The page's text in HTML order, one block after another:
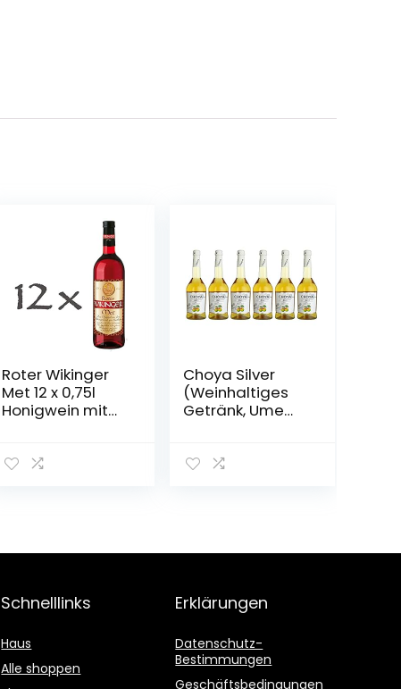
Roter Wikinger
Met 12 x 0,75l
Honigwein mit
Choya Silver
(Weinhaltiges
Getränk, Ume
Pflaumenwein,
Schnelllinks
Haus
Alle shoppen
Erklärungen
Datenschutz-
Bestimmungen
Geschäftsbedingungen